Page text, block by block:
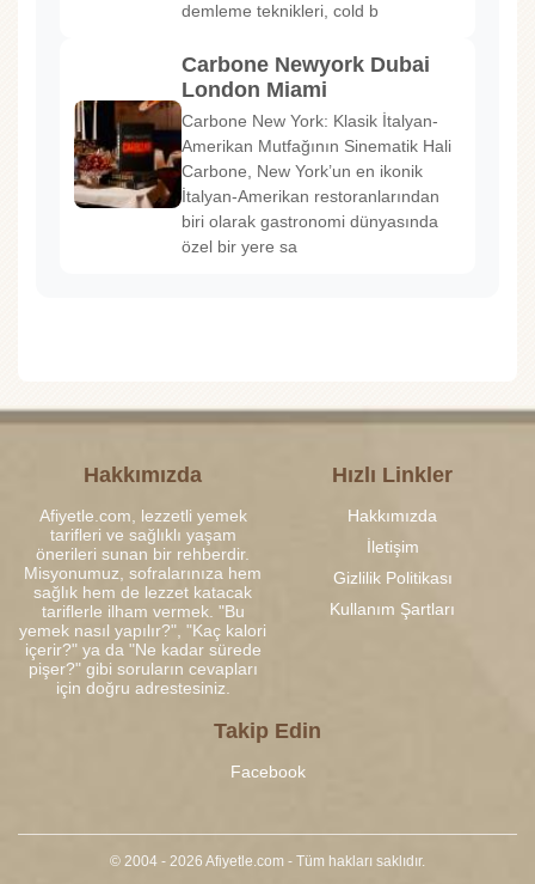
demleme teknikleri, cold b
Carbone Newyork Dubai
London Miami
Carbone New York: Klasik İtalyan-
Amerikan Mutfağının Sinematik Hali
Carbone, New York’un en ikonik
İtalyan-Amerikan restoranlarından
biri olarak gastronomi dünyasında
özel bir yere sa
Hakkımızda
Afiyetle.com, lezzetli yemek
tarifleri ve sağlıklı yaşam
önerileri sunan bir rehberdir.
Misyonumuz, sofralarınıza hem
sağlık hem de lezzet katacak
tariflerle ilham vermek. "Bu
yemek nasıl yapılır?", "Kaç kalori
içerir?" ya da "Ne kadar sürede
pişer?" gibi soruların cevapları
için doğru adrestesiniz.
Hızlı Linkler
Hakkımızda
İletişim
Gizlilik Politikası
Kullanım Şartları
Takip Edin
Facebook
© 2004 - 2026 Afiyetle.com - Tüm hakları saklıdır.